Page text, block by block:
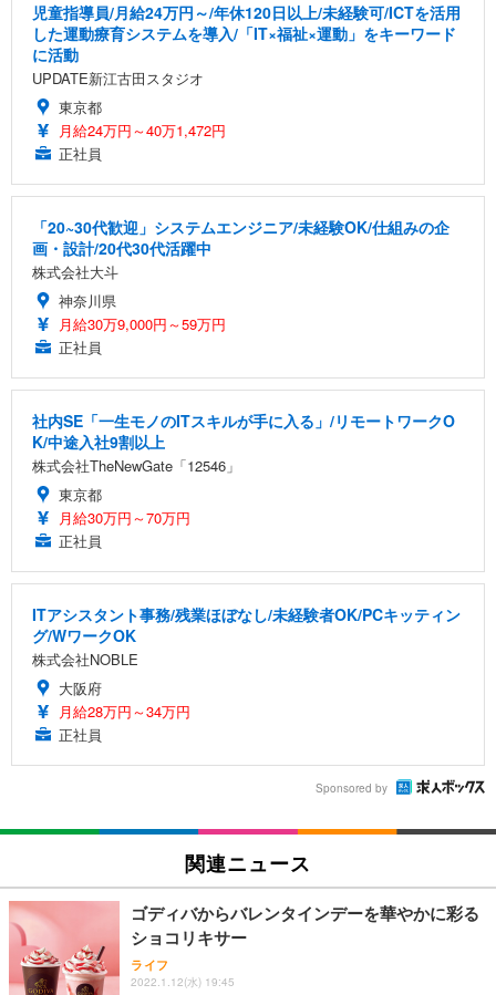
児童指導員/月給24万円～/年休120日以上/未経験可/ICTを活用
した運動療育システムを導入/「IT×福祉×運動」をキーワード
に活動
UPDATE新江古田スタジオ
東京都
月給24万円～40万1,472円
正社員
「20~30代歓迎」システムエンジニア/未経験OK/仕組みの企
画・設計/20代30代活躍中
株式会社大斗
神奈川県
月給30万9,000円～59万円
正社員
社内SE「一生モノのITスキルが手に入る」/リモートワークO
K/中途入社9割以上
株式会社TheNewGate「12546」
東京都
月給30万円～70万円
正社員
ITアシスタント事務/残業ほぼなし/未経験者OK/PCキッティン
グ/WワークOK
株式会社NOBLE
大阪府
月給28万円～34万円
正社員
Sponsored by
関連ニュース
ゴディバからバレンタインデーを華やかに彩る
ショコリキサー
ライフ
2022.1.12(水) 19:45